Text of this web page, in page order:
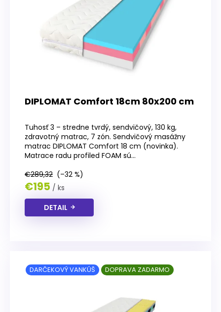
DIPLOMAT Comfort 18cm 80x200 cm
hodnotenie
produktu
je
4,5
z
5
hviezdičiek.
Tuhosť 3 – stredne tvrdý, sendvičový, 130 kg,
zdravotný matrac, 7 zón. Sendvičový masážny
matrac DIPLOMAT Comfort 18 cm (novinka).
Matrace radu profiled FOAM sú...
€289,32 (–32 %)
€195 / ks
DETAIL
DARČEKOVÝ VANKÚŠ DOPRAVA ZADARMO